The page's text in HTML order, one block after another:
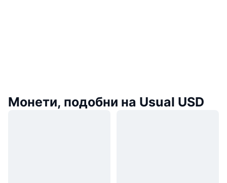
Монети, подобни на Usual USD